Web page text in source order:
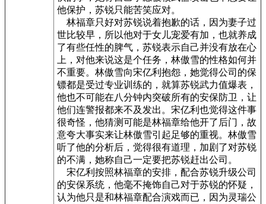
他保护，苏锐只能苦笑应对。
林福章只好对苏锐说着抱歉的话，因为妻子过
世比较早，所以他对于女儿宠爱有加，也就养成
了有些任性的脾气，苏锐表示自己并没有放在心
上，对他来说这是个任务，林傲雪的性格如何并
不重要。林傲雪向宋亿利抱怨，她觉得公司的保
镖都是受过专业训练的，就算苏锐武力值爆表，
他也不可能在八分钟内突破所有的安保防卫，让
他们连警报都来不及发出。宋亿利也觉得这件事
很奇怪，他猜测可能是林福章给他开了后门，故
意夸大事实来让林傲雪引起足够的重视。林傲雪
听了他的分析后，觉得很有道理，加剧了对苏锐
的不满，她称自己一定要把苏锐赶出公司。
宋亿利按照林福章的安排，配合苏锐升级公司
的安保系统，他毫不掩饰自己对于苏锐的怀疑，
认为他只是和林福章配合演戏而已，因为灵瑞公